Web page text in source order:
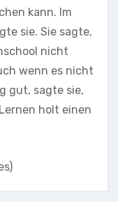
kann. Im
sie. Sie sagte,
nicht
wenn es nicht
gut, sagte sie,
holt einen